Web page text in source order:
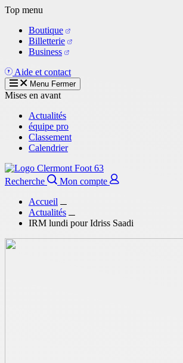
Aller
contenu
principal
Top menu
Boutique
Billetterie
Business
Aide et contact
Menu Fermer
Mises en avant
Actualités
équipe pro
Classement
Calendrier
Recherche
Mon compte
Accueil
Actualités
IRM lundi pour Idriss Saadi